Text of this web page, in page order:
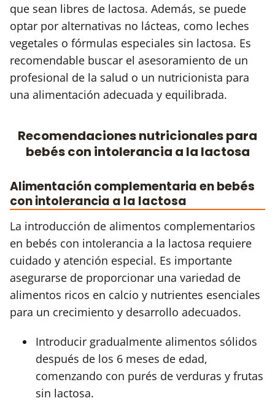
que sean libres de lactosa. Además, se puede
optar por alternativas no lácteas, como leches
vegetales o fórmulas especiales sin lactosa. Es
recomendable buscar el asesoramiento de un
profesional de la salud o un nutricionista para
una alimentación adecuada y equilibrada.
Recomendaciones nutricionales para
bebés con intolerancia a la lactosa
Alimentación complementaria en bebés
con intolerancia a la lactosa
La introducción de alimentos complementarios
en bebés con intolerancia a la lactosa requiere
cuidado y atención especial. Es importante
asegurarse de proporcionar una variedad de
alimentos ricos en calcio y nutrientes esenciales
para un crecimiento y desarrollo adecuados.
Introducir gradualmente alimentos sólidos
después de los 6 meses de edad,
comenzando con purés de verduras y frutas
sin lactosa.